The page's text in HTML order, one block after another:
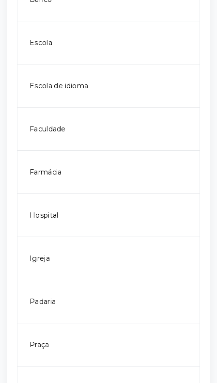
Escola
Escola de idioma
Faculdade
Farmácia
Hospital
Igreja
Padaria
Praça